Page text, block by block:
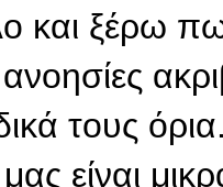
και ξέρω
τους
είναι